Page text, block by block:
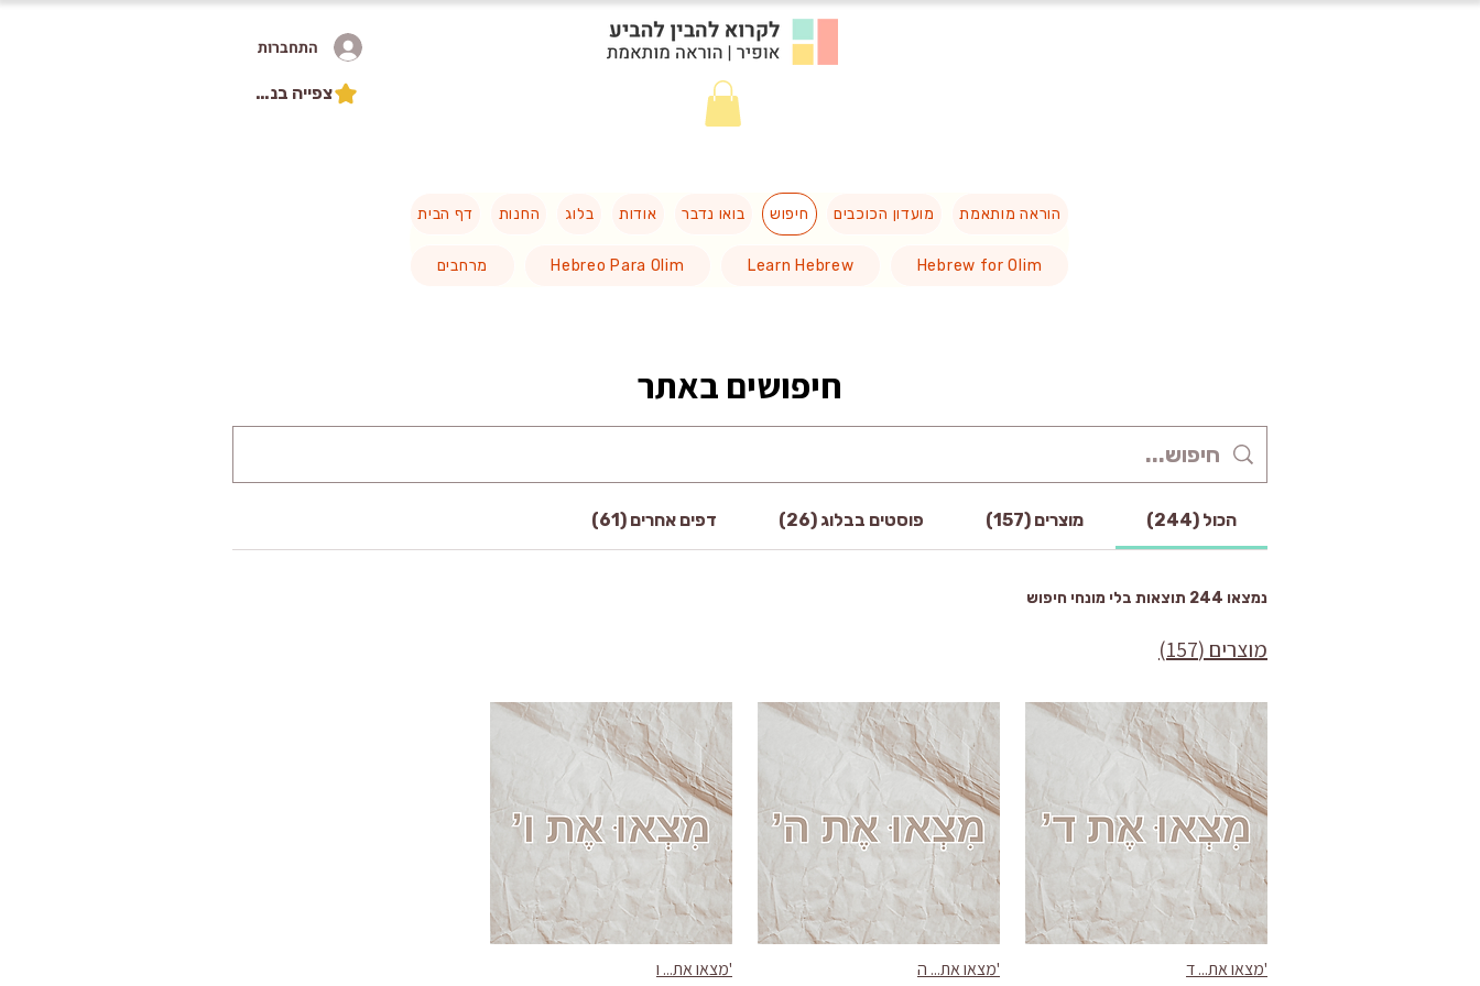
התחברות
צפייה בנקודות
דף הבית החנות בלוג אודות בואו נדבר חיפוש מועדון הכוכבים הוראה מותאמת
מרחבים Hebreo Para Olim Learn Hebrew Hebrew for Olim
חיפושים באתר
הכול (244) מוצרים (157) פוסטים בבלוג (26) דפים אחרים (61)
נמצאו 244 תוצאות בלי מונחי חיפוש
מוצרים (157)
'מצאו את... ד 'מצאו את... ה 'מצאו את... ו